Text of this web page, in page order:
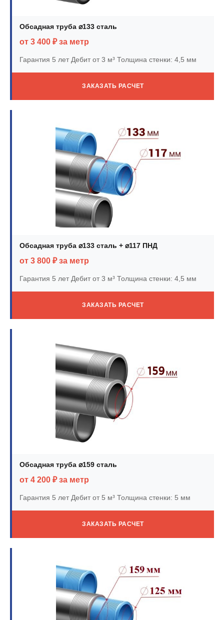
Обсадная труба ⌀133 сталь
от 3 400 ₽ за метр
Гарантия 5 летДебит от 3 м³ Толщина стенки: 4,5 мм
ЗАКАЗАТЬ РАСЧЕТ
Обсадная труба ⌀133 сталь + ⌀117 ПНД
от 3 800 ₽ за метр
Гарантия 5 летДебит от 3 м³ Толщина стенки: 4,5 мм
ЗАКАЗАТЬ РАСЧЕТ
Обсадная труба ⌀159 сталь
от 4 200 ₽ за метр
Гарантия 5 летДебит от 5 м³ Толщина стенки: 5 мм
ЗАКАЗАТЬ РАСЧЕТ